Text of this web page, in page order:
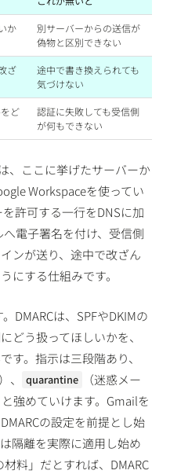
か
別サーバーからの送信が
偽物と区別できない
ざ
途中で書き換えられても
気づけない
ど
認証に失敗しても受信側
が何もできない
、ここに挙げたサーバーか
Workspaceを使ってい
許可する一行をDNSに加
電子署名を付け、受信側
ンが送り、途中で改ざん
にする仕組みです。
DMARCは、SPFやDKIMの
どう扱ってほしいかを、
す。指示は三段階あり、
、 quarantine
（迷惑メー
と強めていけます。Gmailを
の設定を前提とし始
隔離を実際に適用し始め
料」だとすれば、DMARC